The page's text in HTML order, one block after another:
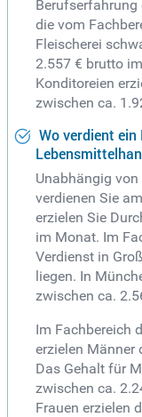
Berufserfahrung
die vom
Fleischerei
2.557 € brutto
Konditoreien
zwischen ca.
Wo verdient
Unabhängig
verdienen Sie
erzielen Sie
im Monat. Im
Verdienst in
liegen. In
zwischen ca.
Im Fachbereich
erzielen Männer
Das Gehalt für
zwischen ca.
Frauen erzielen